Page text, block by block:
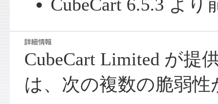
CubeCart 6.5.3 よ
CubeCart Limited が提
は、次の複数の脆弱